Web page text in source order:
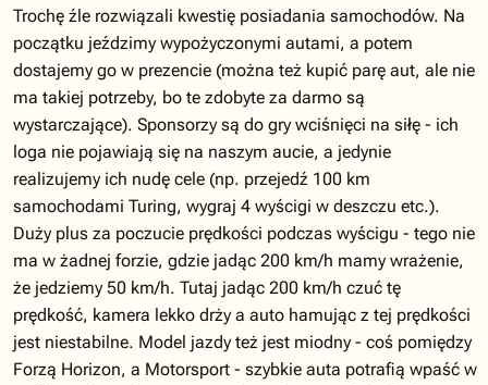
Trochę źle rozwiązali kwestię posiadania samochodów. Na
początku jeździmy wypożyczonymi autami, a potem
dostajemy go w prezencie (można też kupić parę aut, ale nie
ma takiej potrzeby, bo te zdobyte za darmo są
wystarczające). Sponsorzy są do gry wciśnięci na siłę - ich
loga nie pojawiają się na naszym aucie, a jedynie
realizujemy ich nudę cele (np. przejedź 100 km
samochodami Turing, wygraj 4 wyścigi w deszczu etc.).
Duży plus za poczucie prędkości podczas wyścigu - tego nie
ma w żadnej forzie, gdzie jadąc 200 km/h mamy wrażenie,
że jedziemy 50 km/h. Tutaj jadąc 200 km/h czuć tę
prędkość, kamera lekko drży a auto hamując z tej prędkości
jest niestabilne. Model jazdy też jest miodny - coś pomiędzy
Forzą Horizon, a Motorsport - szybkie auta potrafią wpaść w